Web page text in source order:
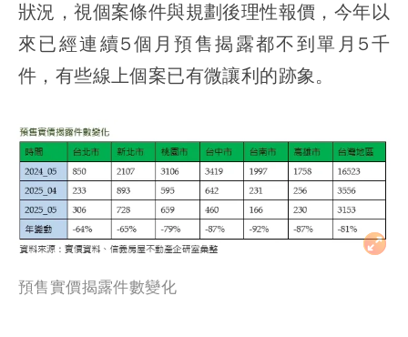
狀況，視個案條件與規劃後理性報價，今年以
來已經連續5個月預售揭露都不到單月5千
件，有些線上個案已有微讓利的跡象。
預售實價揭露件數變化